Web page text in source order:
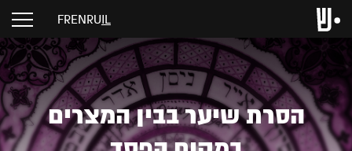
IL
RU
EN
FR
הסרת שיער בבין המצרים